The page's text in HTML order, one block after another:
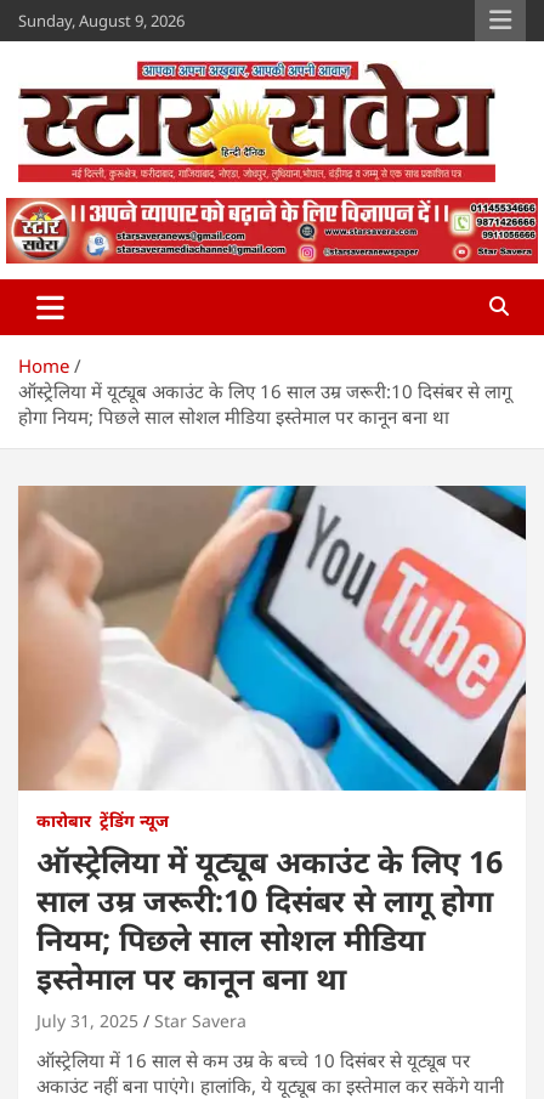
Skip
to
Sunday, August 9, 2026
Star Savera
www.starsavera.com
Home
ऑस्ट्रेलिया में यूट्यूब अकाउंट के लिए 16 साल उम्र जरूरी:10 दिसंबर से लागू
होगा नियम; पिछले साल सोशल मीडिया इस्तेमाल पर कानून बना था
कारोबार ट्रेंडिंग न्यूज
ऑस्ट्रेलिया में यूट्यूब अकाउंट के लिए 16
साल उम्र जरूरी:10 दिसंबर से लागू होगा
नियम; पिछले साल सोशल मीडिया
इस्तेमाल पर कानून बना था
July 31, 2025 Star Savera
ऑस्ट्रेलिया में 16 साल से कम उम्र के बच्चे 10 दिसंबर से यूट्यूब पर
अकाउंट नहीं बना पाएंगे। हालांकि, ये यूट्यूब का इस्तेमाल कर सकेंगे यानी